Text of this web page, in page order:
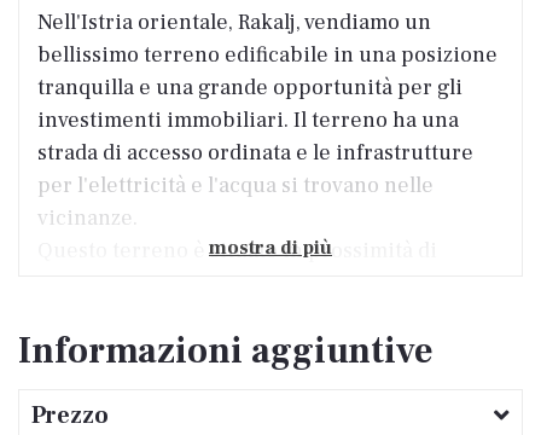
Nell'Istria orientale, Rakalj, vendiamo un
bellissimo terreno edificabile in una posizione
tranquilla e una grande opportunità per gli
investimenti immobiliari. Il terreno ha una
strada di accesso ordinata e le infrastrutture
per l'elettricità e l'acqua si trovano nelle
vicinanze.
Questo terreno è situato in prossimità di
estremamente comoda per i potenziali
pubblici facilita ulteriormente l'accesso alle
mostra di più
Informazioni aggiuntive
Prezzo